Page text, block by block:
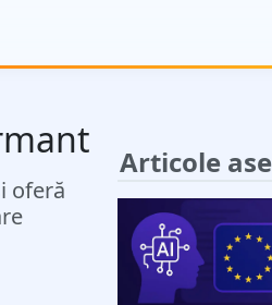
oferă
Articole